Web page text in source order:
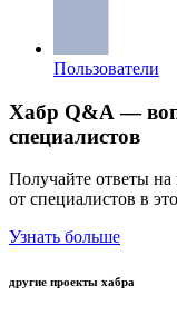
Пользователи
Хабр Q&A —
специалистов
Получайте ответы
от специалистов в
Узнать больше
другие проекты хабра